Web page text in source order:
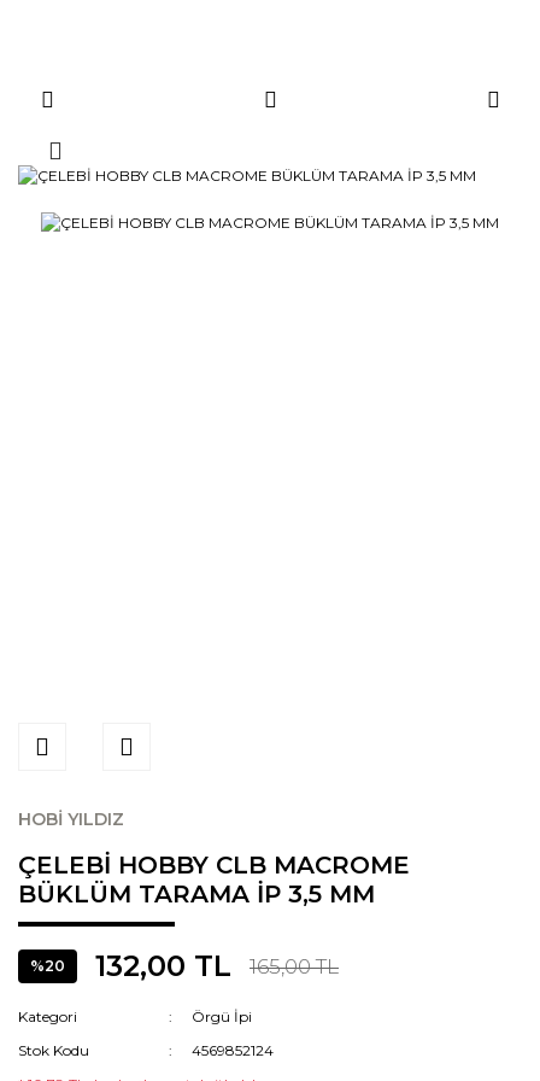
HOBİ YILDIZ
ÇELEBİ HOBBY CLB MACROME
BÜKLÜM TARAMA İP 3,5 MM
%20 132,00 TL 165,00 TL
Kategori
Örgü İpi
Stok Kodu
4569852124